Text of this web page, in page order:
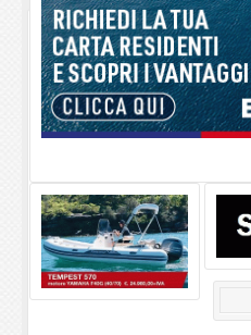
Capoliveri, potenziata la pulizia
Marina di Campo tra i porti